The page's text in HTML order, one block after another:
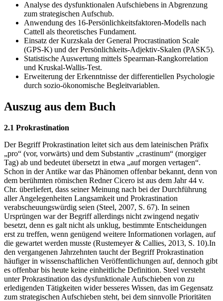
Analyse des dysfunktionalen Aufschiebens in Abgrenzung
zum strategischen Aufschub.
Anwendung des 16-Persönlichkeitsfaktoren-Modells nach
Cattell als theoretisches Fundament.
Einsatz der Kurzskala der General Procrastination Scale
(GPS-K) und der Persönlichkeits-Adjektiv-Skalen (PASK5).
Statistische Auswertung mittels Spearman-Rangkorrelation
und Kruskal-Wallis-Test.
Erweiterung der Erkenntnisse der differentiellen Psychologie
durch sozio-ökonomische Begleitvariablen.
Auszug aus dem Buch
2.1 Prokrastination
Der Begriff Prokrastination leitet sich aus dem lateinischen Präfix
„pro“ (vor, vorwärts) und dem Substantiv „crastinum“ (morgiger
Tag) ab und bedeutet übersetzt in etwa „auf morgen vertagen“.
Schon in der Antike war das Phänomen offenbar bekannt, denn von
dem berühmten römischen Redner Cicero ist aus dem Jahr 44 v.
Chr. überliefert, dass seiner Meinung nach bei der Durchführung
aller Angelegenheiten Langsamkeit und Prokrastination
verabscheuungswürdig seien (Steel, 2007, S. 67). In seinen
Ursprüngen war der Begriff allerdings nicht zwingend negativ
besetzt, denn es galt nicht als unklug, bestimmte Entscheidungen
erst zu treffen, wenn genügend weitere Informationen vorlagen, auf
die gewartet werden musste (Rustemeyer & Callies, 2013, S. 10).In
den vergangenen Jahrzehnten taucht der Begriff Prokrastination
häufiger in wissenschaftlichen Veröffentlichungen auf, dennoch gibt
es offenbar bis heute keine einheitliche Definition. Steel versteht
unter Prokrastination das dysfunktionale Aufschieben von zu
erledigenden Tätigkeiten wider besseres Wissen, das im Gegensatz
zum strategischen Aufschieben steht, bei dem sinnvolle Prioritäten